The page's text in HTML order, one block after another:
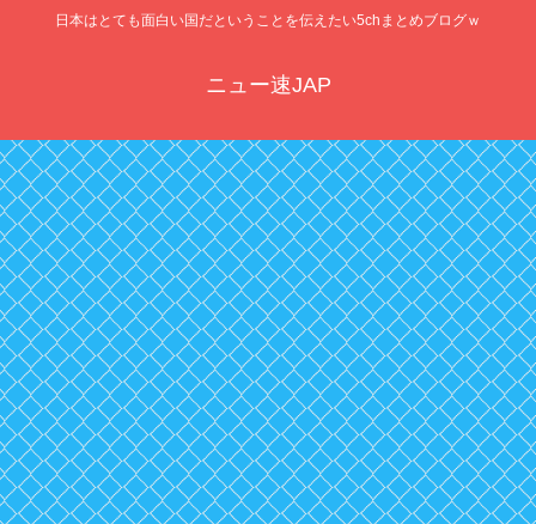
日本はとても面白い国だということを伝えたい5chまとめブログｗ
ニュー速JAP